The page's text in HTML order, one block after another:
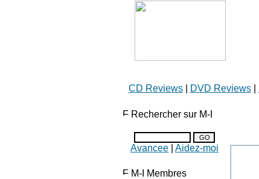
CD Reviews| DVD Reviews|
Rechercher sur M-I
Avancee Aidez-moi
M-I Membres